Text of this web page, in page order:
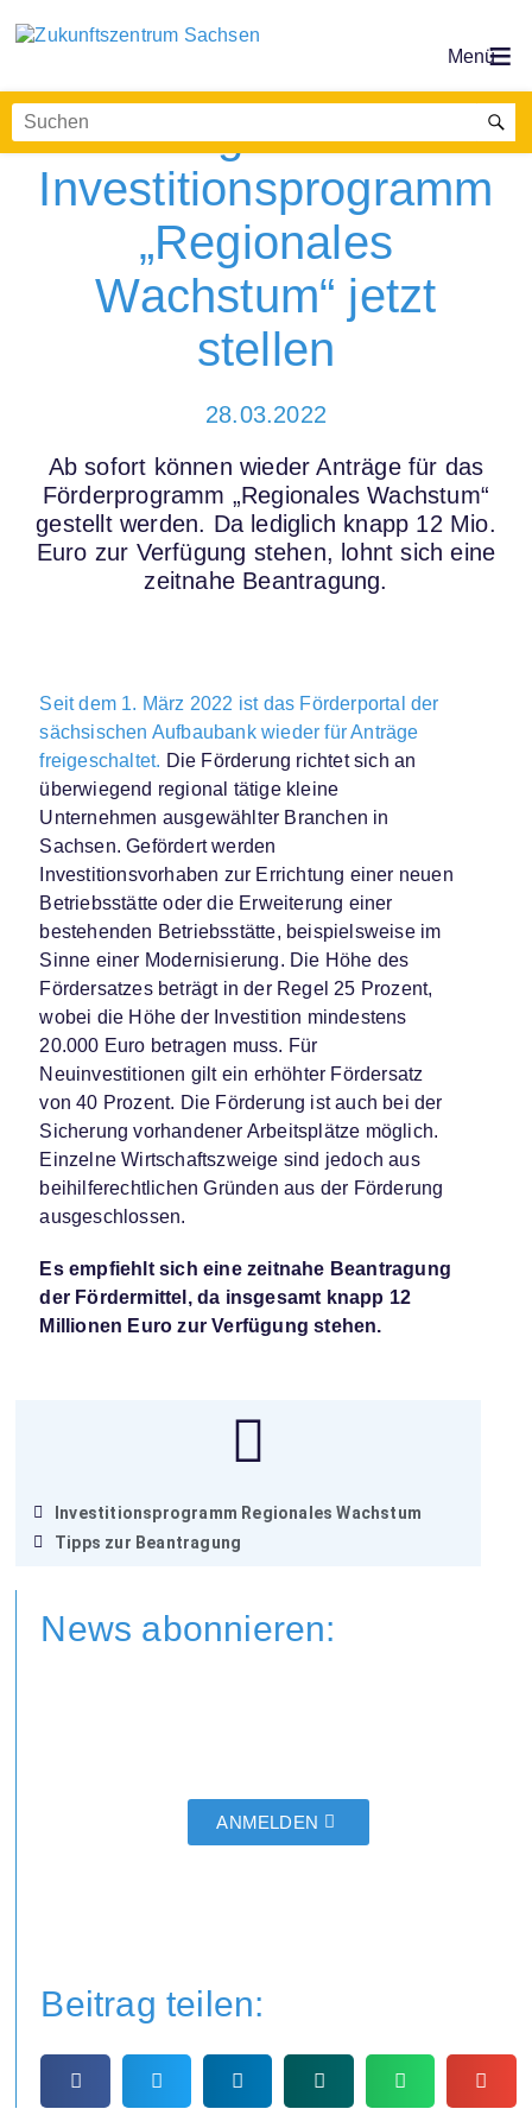
Anträge für das
Investitionsprogramm
„Regionales
Wachstum“ jetzt
stellen
28.03.2022
Ab sofort können wieder Anträge für das
Förderprogramm „Regionales Wachstum“
gestellt werden. Da lediglich knapp 12 Mio.
Euro zur Verfügung stehen, lohnt sich eine
zeitnahe Beantragung.
Seit dem 1. März 2022 ist das Förderportal der
sächsischen Aufbaubank wieder für Anträge
freigeschaltet. Die Förderung richtet sich an
überwiegend regional tätige kleine
Unternehmen ausgewählter Branchen in
Sachsen. Gefördert werden
Investitionsvorhaben zur Errichtung einer neuen
Betriebsstätte oder die Erweiterung einer
bestehenden Betriebsstätte, beispielsweise im
Sinne einer Modernisierung. Die Höhe des
Fördersatzes beträgt in der Regel 25 Prozent,
wobei die Höhe der Investition mindestens
20.000 Euro betragen muss. Für
Neuinvestitionen gilt ein erhöhter Fördersatz
von 40 Prozent. Die Förderung ist auch bei der
Sicherung vorhandener Arbeitsplätze möglich.
Einzelne Wirtschaftszweige sind jedoch aus
beihilferechtlichen Gründen aus der Förderung
ausgeschlossen.
Es empfiehlt sich eine zeitnahe Beantragung
der Fördermittel, da insgesamt knapp 12
Millionen Euro zur Verfügung stehen.
Investitionsprogramm Regionales Wachstum
Tipps zur Beantragung
News abonnieren:
ANMELDEN
Beitrag teilen: